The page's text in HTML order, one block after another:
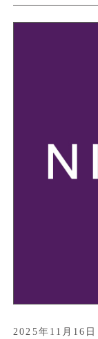
2025年11月16日